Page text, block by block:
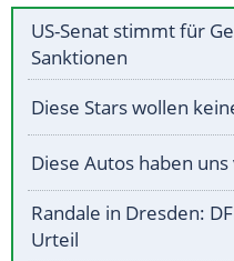
US-Senat stimmt für
Sanktionen
Diese Stars wollen
Diese Autos haben
Randale in Dresden:
Urteil